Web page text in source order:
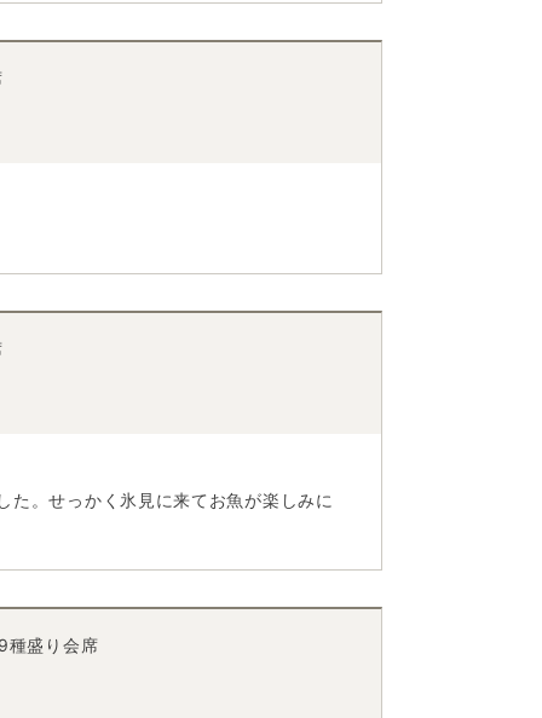
た。せっかく氷見に来てお魚が楽しみに
種盛り会席